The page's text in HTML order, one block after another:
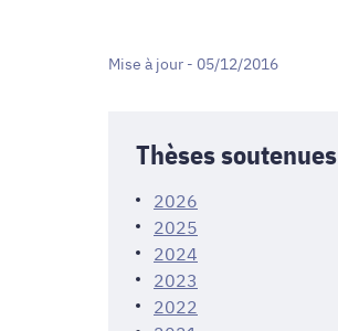
Mise à jour - 05/12/2016
Thèses soutenues
2026
2025
2024
2023
2022